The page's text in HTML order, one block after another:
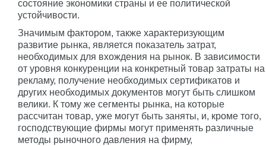
состояние экономики страны и ее политической
устойчивости.
Значимым фактором, также характеризующим
развитие рынка, является показатель затрат,
необходимых для вхождения на рынок. В зависимости
от уровня конкуренции на конкретный товар затраты на
рекламу, получение необходимых сертификатов и
других необходимых документов могут быть слишком
велики. К тому же сегменты рынка, на которые
рассчитан товар, уже могут быть заняты, и, кроме того,
господствующие фирмы могут применять различные
методы рыночного давления на фирму,